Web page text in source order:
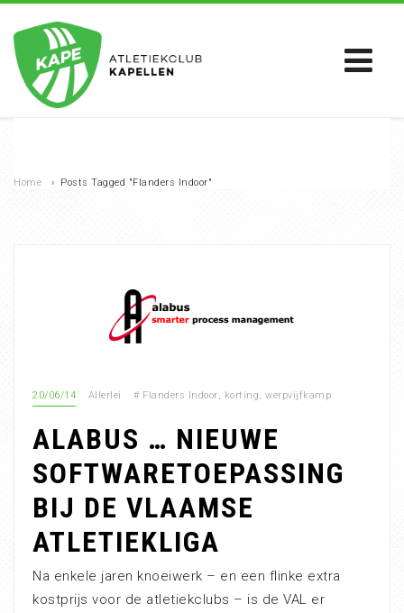
Home › Posts Tagged "Flanders Indoor"
20/06/14 Allerlei # Flanders Indoor, korting, werpvijfkamp
ALABUS … NIEUWE
SOFTWARETOEPASSING
BIJ DE VLAAMSE
ATLETIEKLIGA
Na enkele jaren knoeiwerk – en een flinke extra
kostprijs voor de atletiekclubs – is de VAL er